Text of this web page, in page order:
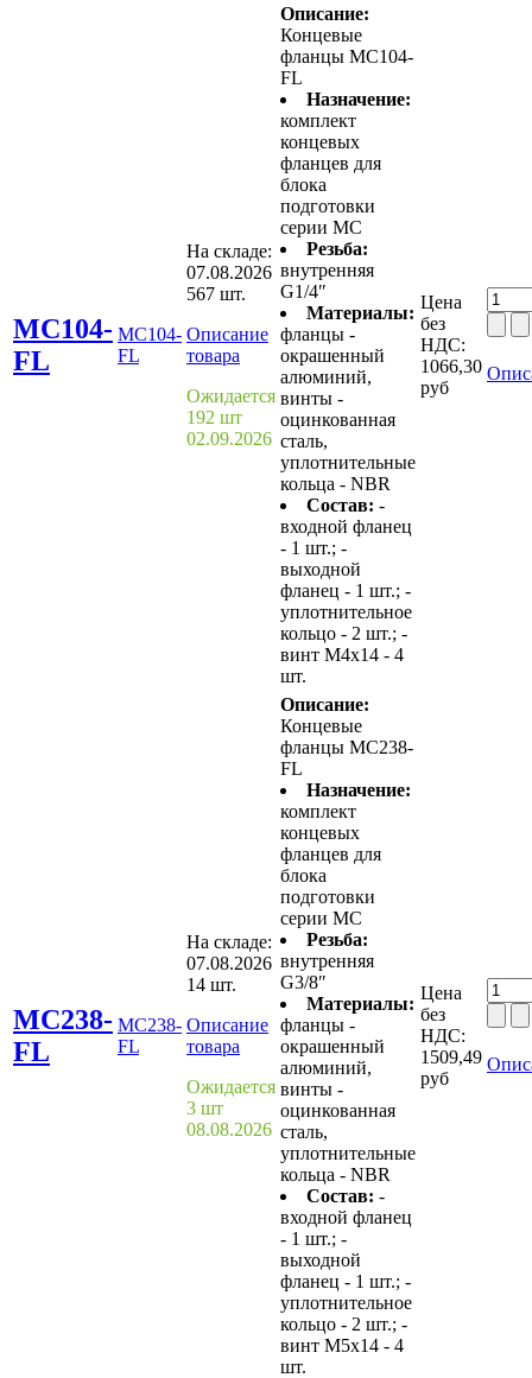
MC104-
FL
MC104-
FL
На складе:
07.08.2026
567 шт.
Описание
товара
Ожидается
192 шт
02.09.2026
Описание:
Концевые
фланцы MC104-
FL
Назначение:
комплект
концевых
фланцев для
блока
подготовки
серии MС
Резьба:
внутренняя
G1/4″
Материалы:
фланцы -
окрашенный
алюминий,
винты -
оцинкованная
сталь,
уплотнительные
кольца - NBR
Состав: -
входной фланец
- 1 шт.; -
выходной
фланец - 1 шт.; -
уплотнительное
кольцо - 2 шт.; -
винт М4х14 - 4
шт.
Цена
без
НДС:
1066,30
руб
MC238-
FL
MC238-
FL
На складе:
07.08.2026
14 шт.
Описание
товара
Ожидается
3 шт
08.08.2026
Описание:
Концевые
фланцы MC238-
FL
Назначение:
комплект
концевых
фланцев для
блока
подготовки
серии MС
Резьба:
внутренняя
G3/8″
Материалы:
фланцы -
окрашенный
алюминий,
винты -
оцинкованная
сталь,
уплотнительные
кольца - NBR
Состав: -
входной фланец
- 1 шт.; -
выходной
фланец - 1 шт.; -
уплотнительное
кольцо - 2 шт.; -
винт M5x14 - 4
шт.
Цена
без
НДС:
1509,49
руб